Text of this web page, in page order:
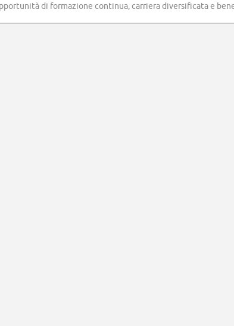
di formazione continua, carriera diversificata e